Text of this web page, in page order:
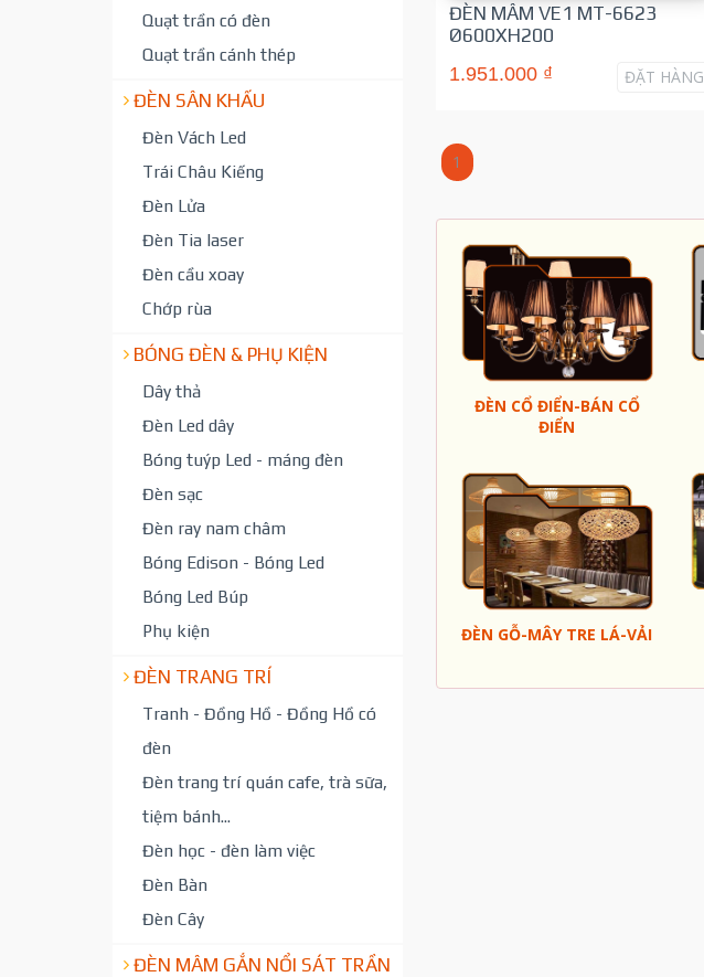
Quạt trần có đèn
Quạt trần cánh thép
ĐÈN SÂN KHẤU
Đèn Vách Led
Trái Châu Kiếng
Đèn Lửa
Đèn Tia laser
Đèn cầu xoay
Chớp rùa
BÓNG ĐÈN & PHỤ KIỆN
Dây thả
Đèn Led dây
Bóng tuýp Led - máng đèn
Đèn sạc
Đèn ray nam châm
Bóng Edison - Bóng Led
Bóng Led Búp
Phụ kiện
ĐÈN TRANG TRÍ
Tranh - Đồng Hồ - Đồng Hồ có
đèn
Đèn trang trí quán cafe, trà sữa,
tiệm bánh...
Đèn học - đèn làm việc
Đèn Bàn
Đèn Cây
ĐÈN MÂM GẮN NỔI SÁT TRẦN
ĐÈN MÂM VE1 MT-6623
Ø600XH200
1.951.000 ₫
ĐẶT HÀNG
1
ĐÈN CỔ ĐIỂN-BÁN CỔ
ĐIỂN
ĐÈN GỖ-MÂY TRE LÁ-VẢI